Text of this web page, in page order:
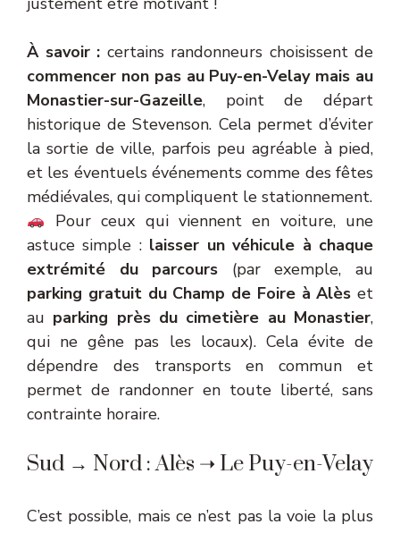
À savoir : certains randonneurs choisissent de
commencer non pas au Puy-en-Velay mais au
Monastier-sur-Gazeille, point de départ
historique de Stevenson. Cela permet d’éviter
la sortie de ville, parfois peu agréable à pied,
et les éventuels événements comme des fêtes
médiévales, qui compliquent le stationnement.
Pour ceux qui viennent en voiture, une
astuce simple : laisser un véhicule à chaque
extrémité du parcours (par exemple, au
parking gratuit du Champ de Foire à Alès et
au parking près du cimetière au Monastier,
qui ne gêne pas les locaux). Cela évite de
dépendre des transports en commun et
permet de randonner en toute liberté, sans
contrainte horaire.
Sud → Nord : Alès ➝ Le Puy-en-Velay
C’est possible, mais ce n’est pas la voie la plus